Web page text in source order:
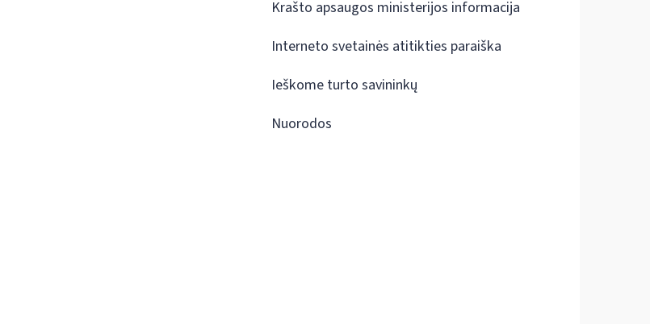
Krašto apsaugos ministerijos informacija
Interneto svetainės atitikties paraiška
Ieškome turto savininkų
Nuorodos